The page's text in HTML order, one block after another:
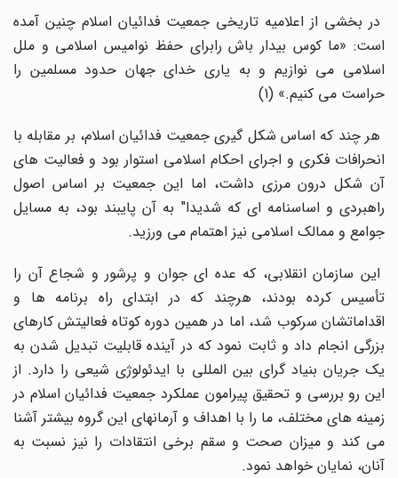
در بخشی از اعلامیه تاریخی جمعیت فدائیان اسلام چنین آمده
است: «ما کوس بیدار باش رابرای حفظ نوامیس اسلامی و ملل
اسلامی می نوازیم و به یاری خدای جهان حدود مسلمین را
حراست می کنیم.» (1)
هر چند که اساس شکل گیری جمعیت فدائیان اسلام، بر مقابله با
انحرافات فکری و اجرای احکام اسلامی استوار بود و فعالیت های
آن شکل درون مرزی داشت، اما این جمعیت بر اساس اصول
راهبردی و اساسنامه ای که شدیدا" به آن پایبند بود، به مسایل
جوامع و ممالک اسلامی نیز اهتمام می ورزید.
این سازمان انقلابی، که عده ای جوان و پرشور و شجاع آن را
تأسیس کرده بودند، هرچند که در ابتدای راه برنامه ها و
اقداماتشان سرکوب شد، اما در همین دوره کوتاه فعالیتش کارهای
بزرگی انجام داد و ثابت نمود که در آینده قابلیت تبدیل شدن به
یک جریان بنیاد گرای بین المللی با ایدئولوژی شیعی را دارد. از
این رو بررسی و تحقیق پیرامون عملکرد جمعیت فدائیان اسلام در
زمینه های مختلف، ما را با اهداف و آرمانهای این گروه بیشتر آشنا
می کند و میزان صحت و سقم برخی انتقادات را نیز نسبت به
آنان، نمایان خواهد نمود.